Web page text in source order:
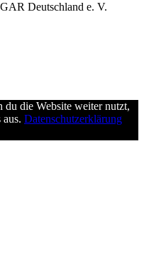
Deutschland e. V.
du die Website weiter nutzt,
Datenschutzerklärung